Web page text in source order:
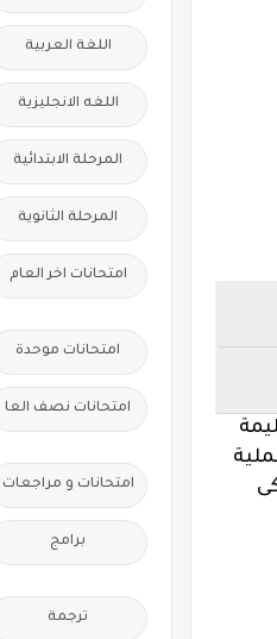
اللغة العربية
اللغه الانجليزية
المرحلة الابتدائية
المرحلة الثانوية
امتحانات اخر العام
امتحانات موحدة
امتحانات نصف العا
امتحانات و مراجعات
برامج
ترجمة